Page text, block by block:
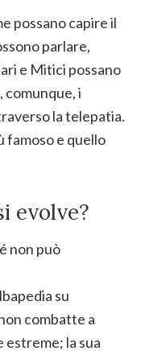
possano capire il
parlare,
e Mitici possano
comunque, i
la telepatia.
famoso e quello
evolve?
non può
su
combatte a
estreme; la sua